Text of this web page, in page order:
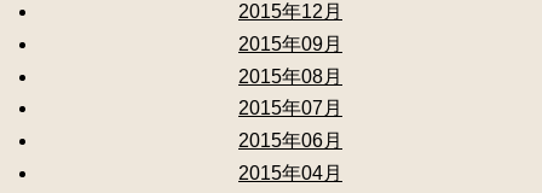
2015年12月
2015年09月
2015年08月
2015年07月
2015年06月
2015年04月